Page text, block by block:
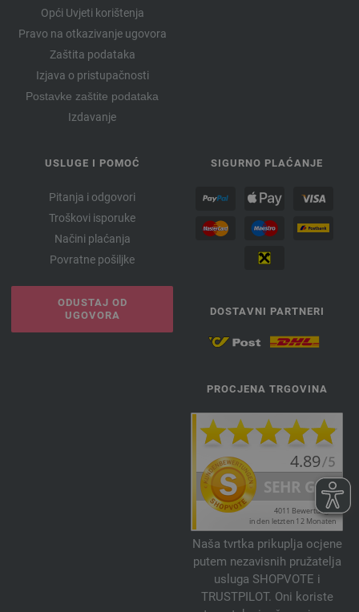
Opći Uvjeti korištenja
Pravo na otkazivanje ugovora
Zaštita podataka
Izjava o pristupačnosti
Postavke zaštite podataka
Izdavanje
USLUGE I POMOĆ
Pitanja i odgovori
Troškovi isporuke
Načini plaćanja
Povratne pošiljke
ODUSTAJ OD
UGOVORA
SIGURNO PLAĆANJE
DOSTAVNI PARTNERI
PROCJENA TRGOVINA
Naša tvrtka prikuplja ocjene
putem nezavisnih pružatelja
usluga SHOPVOTE i
TRUSTPILOT. Oni koriste